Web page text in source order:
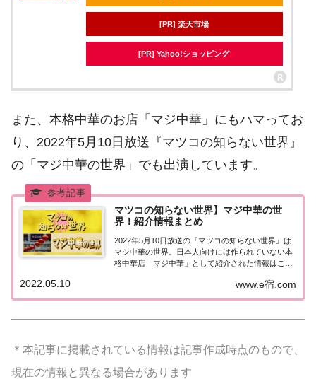
[PR] 楽天市場
[PR] Yahoo!ショッピング
また、本格中華のお店「マジ中華」にもハマってお
り、2022年5月10日放送『マツコの知らない世界』
の「マジ中華の世界」でも出演しています。
マツコの知らない世界】マジ中華の世
界！紹介情報まとめ
2022年5月10日放送の『マツコの知らない世界』は
マジ中華の世界。日本人向けには作られていない本
格中華店「マジ中華」として紹介された情報はこち
に一切こびない中国人向けのマジな本格中華料理店
が熱い！そんな「マジ中華の世界」を紹介してく...
www.e宿.com
2022.05.10
＊本記事に掲載されている情報は記事作成時点のもので、
現在の情報と異なる場合があります